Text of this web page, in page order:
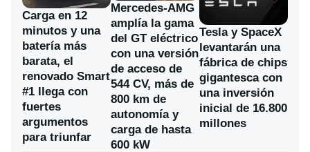
Carga en 12
minutos y una
batería más
barata, el
renovado Smart
#1 llega con
fuertes
argumentos
para triunfar
Mercedes-AMG
amplía la gama
del GT eléctrico
con una versión
de acceso de
544 CV, más de
800 km de
autonomía y
carga de hasta
600 kW
Tesla y SpaceX
levantarán una
fábrica de chips
gigantesca con
una inversión
inicial de 16.800
millones